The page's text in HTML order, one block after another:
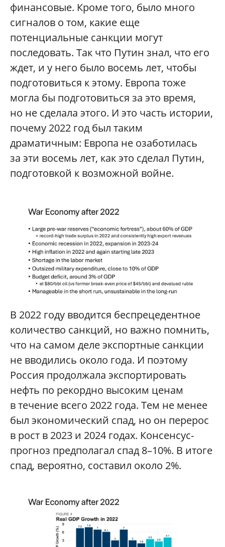
финансовые. Кроме того, было много
сигналов о том, какие еще
потенциальные санкции могут
последовать. Так что Путин знал, что его
ждет, и у него было восемь лет, чтобы
подготовиться к этому. Европа тоже
могла бы подготовиться за это время,
но не сделала этого. И это часть истории,
почему 2022 год был таким
драматичным: Европа не озаботилась
за эти восемь лет, как это сделал Путин,
подготовкой к возможной войне.
В 2022 году вводится беспрецедентное
количество санкций, но важно помнить,
что на самом деле экспортные санкции
не вводились около года. И поэтому
Россия продолжала экспортировать
нефть по рекордно высоким ценам
в течение всего 2022 года. Тем не менее
был экономический спад, но он перерос
в рост в 2023 и 2024 годах. Консенсус-
прогноз предполагал спад 8–10%. В итоге
спад, вероятно, составил около 2%.